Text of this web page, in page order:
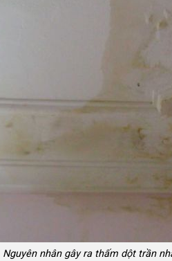
Nguyên nhân gây ra thấm dột trần